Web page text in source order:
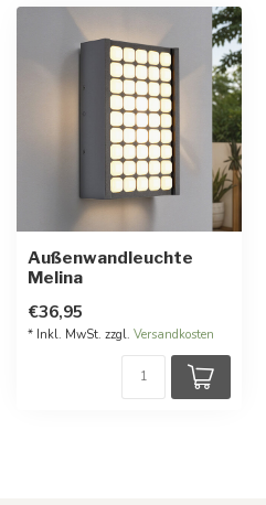
Außenwandleuchte
Melina
€36,95
* Inkl. MwSt. zzgl. Versandkosten